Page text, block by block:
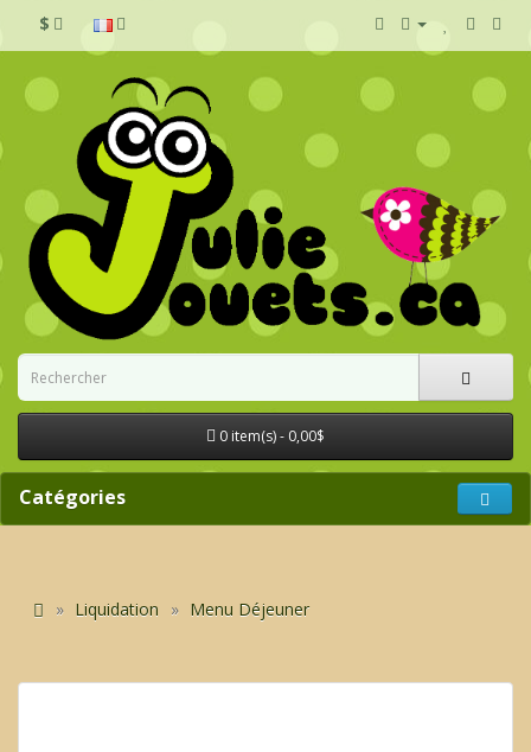
$
0 item(s) - 0,00$
Catégories
Liquidation Menu Déjeuner